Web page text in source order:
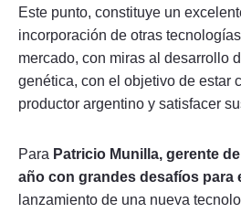
Este punto, constituye un
incorporación de otras
mercado, con miras al desarrollo
genética, con el objetivo de estar
productor argentino y satisfacer
Para Patricio Munilla, gerente
año con grandes desafíos para
lanzamiento de una nueva